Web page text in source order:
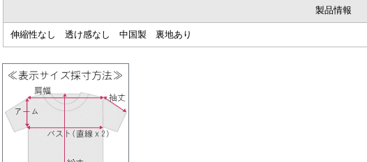
製品情報
伸縮性なし 透け感なし 中国製 裏地あり